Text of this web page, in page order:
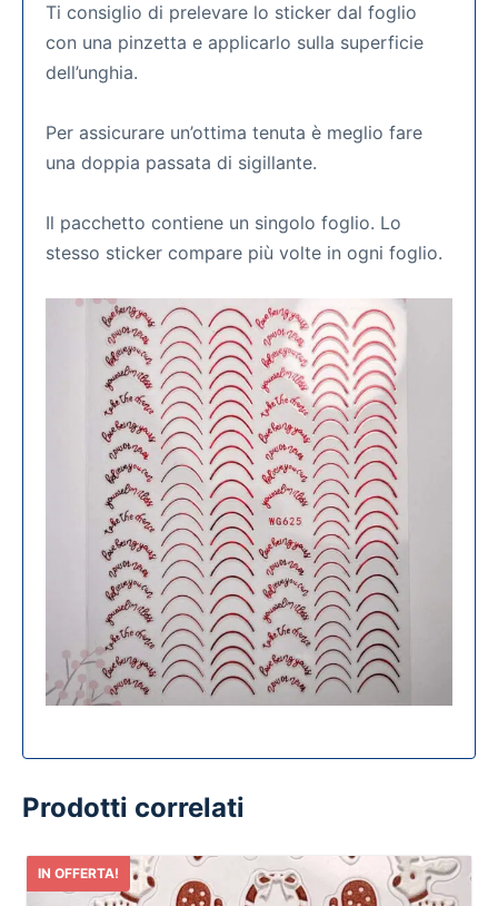
Ti consiglio di prelevare lo sticker dal foglio
con una pinzetta e applicarlo sulla superficie
dell’unghia.
Per assicurare un’ottima tenuta è meglio fare
una doppia passata di sigillante.
Il pacchetto contiene un singolo foglio. Lo
stesso sticker compare più volte in ogni foglio.
Prodotti correlati
IN OFFERTA!